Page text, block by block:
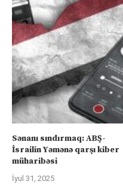
Sənanı sındırmaq: ABŞ-
İsrailin Yəmənə qarşı kiber
müharibəsi
İyul 31, 2025